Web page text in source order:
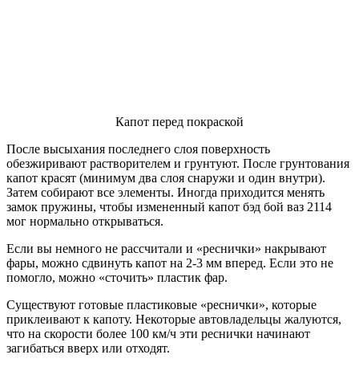
Капот перед покраской
После высыхания последнего слоя поверхность
обезжиривают растворителем и грунтуют. После грунтования
капот красят (минимум два слоя снаружи и один внутри).
Затем собирают все элементы. Иногда приходится менять
замок пружины, чтобы измененный капот бэд бой ваз 2114
мог нормально открываться.
Если вы немного не рассчитали и «реснички» накрывают
фары, можно сдвинуть капот на 2-3 мм вперед. Если это не
помогло, можно «сточить» пластик фар.
Существуют готовые пластиковые «реснички», которые
приклеивают к капоту. Некоторые автовладельцы жалуются,
что на скорости более 100 км/ч эти реснички начинают
загибаться вверх или отходят.